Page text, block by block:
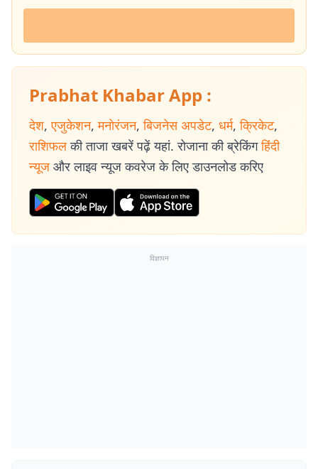
Prabhat Khabar App :
देश, एजुकेशन, मनोरंजन, बिजनेस अपडेट, धर्म, क्रिकेट,
राशिफल की ताजा खबरें पढ़ें यहां. रोजाना की ब्रेकिंग हिंदी
न्यूज और लाइव न्यूज कवरेज के लिए डाउनलोड करिए
विज्ञापन